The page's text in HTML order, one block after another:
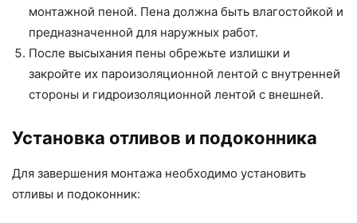
монтажной пеной. Пена должна быть влагостойкой и
предназначенной для наружных работ.
После высыхания пены обрежьте излишки и
закройте их пароизоляционной лентой с внутренней
стороны и гидроизоляционной лентой с внешней.
Установка отливов и подоконника
Для завершения монтажа необходимо установить
отливы и подоконник: